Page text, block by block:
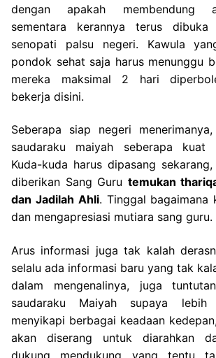
dengan apakah membendung
sementara kerannya terus
senopati palsu negeri. Kawula
pondok sehat saja harus menunggu
mereka maksimal 2 hari
bekerja disini.
Seberapa siap negeri
saudaraku maiyah seberapa kuat
Kuda-kuda harus dipasang
diberikan Sang Guru temukan
dan Jadilah Ahli. Tinggal bagaimana
dan mengapresiasi mutiara sang guru.
Arus informasi juga tak kalah
selalu ada informasi baru yang tak
dalam mengenalinya, juga
saudaraku Maiyah supaya lebih
menyikapi berbagai keadaan
akan diserang untuk diarahkan
dukung mendukung yang tentu